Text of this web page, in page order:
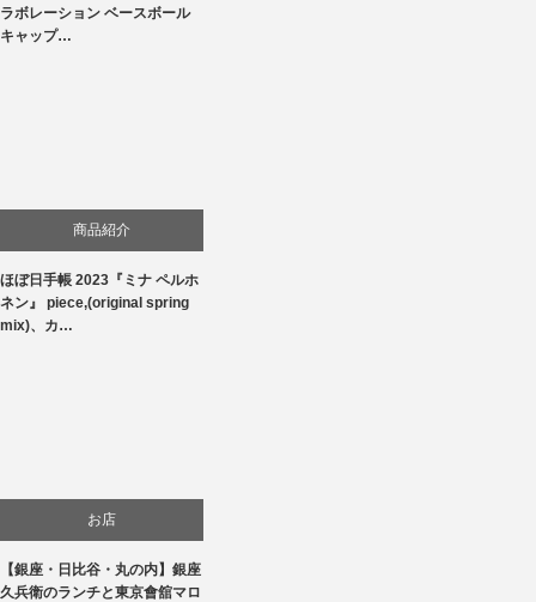
ラボレーション ベースボール
キャップ…
商品紹介
生活
ほぼ日手帳 2023『ミナ ペルホ
ネン』 piece,(original spring
mix)、カ…
お店
食べ物
【銀座・日比谷・丸の内】銀座
久兵衛のランチと東京會舘マロ